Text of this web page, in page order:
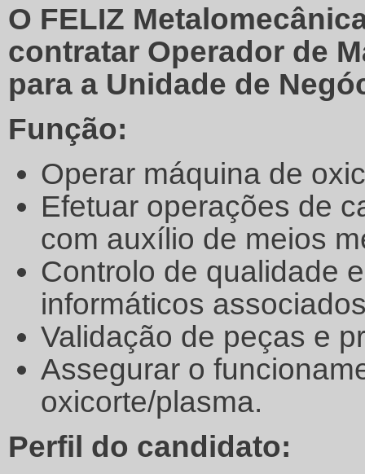
O FELIZ
contratar Operador de
para a Unidade de
Função:
Operar máquina de
Efetuar operações de
com auxílio de meios
Controlo de qualidade
informáticos
Validação de peças e
Assegurar o
oxicorte/plasma.
Perfil do candidato: